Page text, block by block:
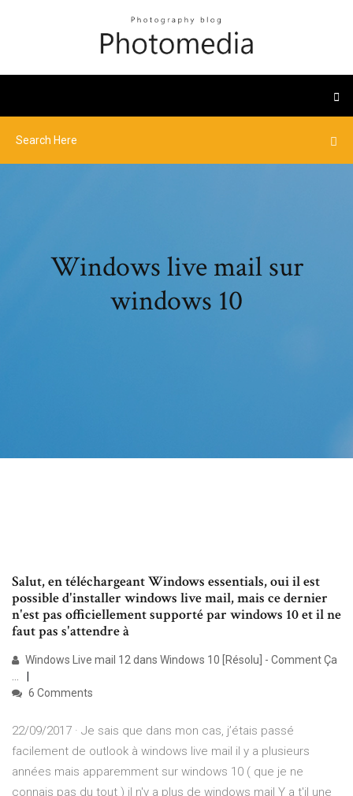
Windows live mail sur
windows 10
Salut, en téléchargeant Windows essentials, oui il est
possible d'installer windows live mail, mais ce dernier
n'est pas officiellement supporté par windows 10 et il ne
faut pas s'attendre à
Windows Live mail 12 dans Windows 10 [Résolu] - Comment Ça
...
6 Comments
22/09/2017 · Je sais que dans mon cas, j’étais passé
facilement de outlook à windows live mail il y a plusieurs
années mais apparemment sur windows 10 ( que je ne
connais pas du tout ) il n'y a plus de windows mail Y a t'il une